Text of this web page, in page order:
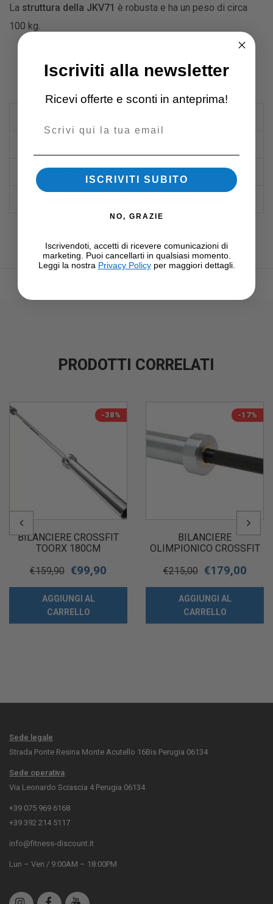
La struttura della JKV71 è robusta e ha un peso di circa
100 kg.
Informazioni Aggiuntive
100 kg
PRODOTTI CORRELATI
-38%
BILANCIERE CROSSFIT
TOORX 180CM
€159,90 €99,90
AGGIUNGI AL
CARRELLO
-17%
BILANCIERE
OLIMPIONICO CROSSFIT
CM – CARICO MAX 250 KG
€215,00 €179,00
AGGIUNGI AL
CARRELLO
Sede legale
Strada Ponte Resina Monte Acutello 16Bis Perugia 06134
Sede operativa
Via Leonardo Sciascia 4 Perugia 06134
+39 075 969 6168
+39 392 214 5117
info@fitness-discount.it
Lun – Ven / 9:00AM – 18:00PM
Iscriviti alla newsletter
Ricevi offerte e sconti in anteprima!
ISCRIVITI SUBITO
NO, GRAZIE
Iscrivendoti, accetti di ricevere comunicazioni di
marketing. Puoi cancellarti in qualsiasi momento.
Leggi la nostra Privacy Policyper maggiori dettagli.